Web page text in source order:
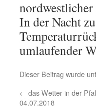
In der Nacht
umlaufender
Dieser Beitrag wurde
← das Wetter in der
04.07.2018